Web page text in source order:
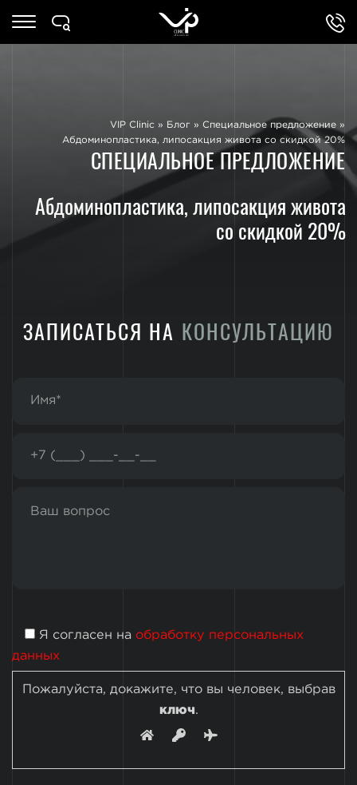
VIP Clinic » Блог » Специальное предложение »
Абдоминопластика, липосакция живота со скидкой 20%
СПЕЦИАЛЬНОЕ ПРЕДЛОЖЕНИЕ
Абдоминопластика, липосакция живота
со скидкой 20%
ЗАПИСАТЬСЯ НА КОНСУЛЬТАЦИЮ
Я согласен на обработку персональных
данных
Пожалуйста, докажите, что вы человек, выбрав
ключ.